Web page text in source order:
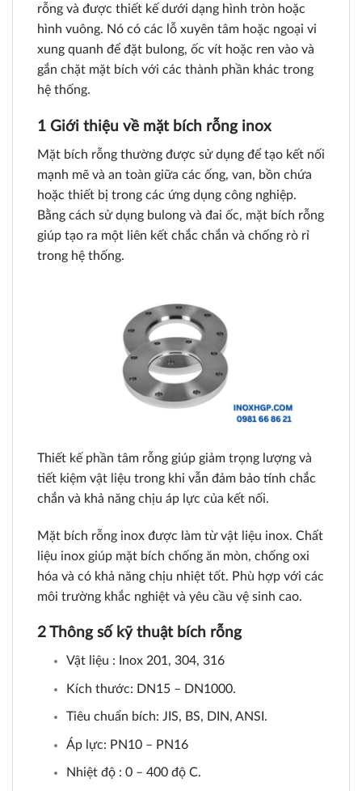
rỗng và được thiết kế dưới dạng hình tròn hoặc
hình vuông. Nó có các lỗ xuyên tâm hoặc ngoại vi
xung quanh để đặt bulong, ốc vít hoặc ren vào và
gắn chặt mặt bích với các thành phần khác trong
hệ thống.
1 Giới thiệu về mặt bích rỗng inox
Mặt bích rỗng thường được sử dụng để tạo kết nối
mạnh mẽ và an toàn giữa các ống, van, bồn chứa
hoặc thiết bị trong các ứng dụng công nghiệp.
Bằng cách sử dụng bulong và đai ốc, mặt bích rỗng
giúp tạo ra một liên kết chắc chắn và chống rò rỉ
trong hệ thống.
Thiết kế phần tâm rỗng giúp giảm trọng lượng và
tiết kiệm vật liệu trong khi vẫn đảm bảo tính chắc
chắn và khả năng chịu áp lực của kết nối.
Mặt bích rỗng inox được làm từ vật liệu inox. Chất
liệu inox giúp mặt bích chống ăn mòn, chống oxi
hóa và có khả năng chịu nhiệt tốt. Phù hợp với các
môi trường khắc nghiệt và yêu cầu vệ sinh cao.
2 Thông số kỹ thuật bích rỗng
Vật liệu : Inox 201, 304, 316
Kích thước: DN15 – DN1000.
Tiêu chuẩn bích: JIS, BS, DIN, ANSI.
Áp lực: PN10 – PN16
Nhiệt độ : 0 – 400 độ C.